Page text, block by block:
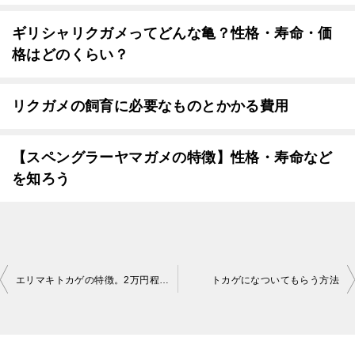
ギリシャリクガメってどんな亀？性格・寿命・価
格はどのくらい？
リクガメの飼育に必要なものとかかる費用
【スペングラーヤマガメの特徴】性格・寿命など
を知ろう
投
エリマキトカゲの特徴。2万円程度で買えて20年近く生きるって知ってた？ トカゲになついてもらう方法